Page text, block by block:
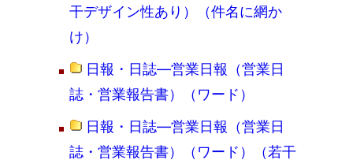
干デザイン性あり）（件名に網か
け）
日報・日誌―営業日報（営業日
誌・営業報告書）（ワード）
日報・日誌―営業日報（営業日
誌・営業報告書）（ワード）（若干